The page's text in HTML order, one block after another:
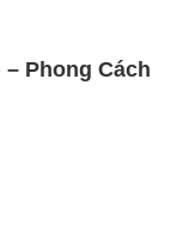
Phong Cách